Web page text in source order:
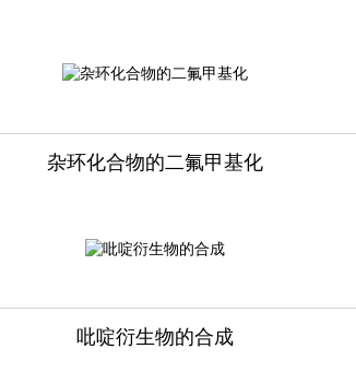
杂环化合物的二氟甲基化
吡啶衍生物的合成